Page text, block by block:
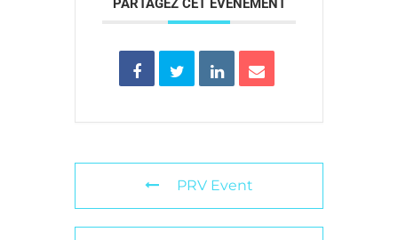
PARTAGEZ CET ÉVÉNEMENT
PRV Event